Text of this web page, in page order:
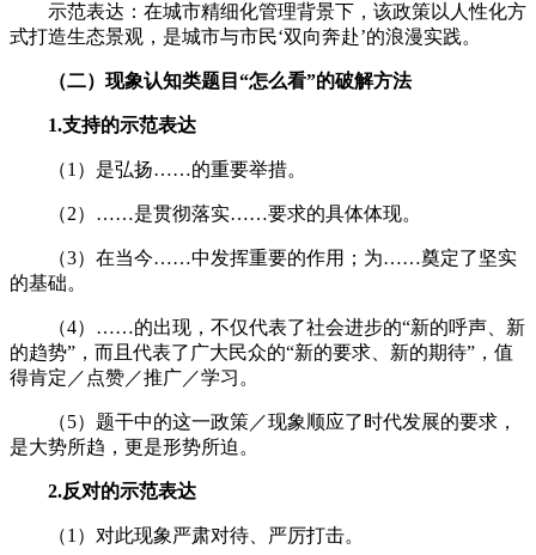
示范表达：在城市精细化管理背景下，该政策以人性化方
式打造生态景观，是城市与市民‘双向奔赴’的浪漫实践。
（二） 现象认知类题目“怎么看”的破解方法
1.支持的示范表达
（1）是弘扬……的重要举措。
（2）……是贯彻落实……要求的具体体现。
（3）在当今……中发挥重要的作用；为……奠定了坚实
的基础。
（4）……的出现，不仅代表了社会进步的“新的呼声、新
的趋势”，而且代表了广大民众的“新的要求、新的期待”，值
得肯定／点赞／推广／学习。
（5）题干中的这一政策／现象顺应了时代发展的要求，
是大势所趋，更是形势所迫。
2.反对的示范表达
（1）对此现象严肃对待、严厉打击。